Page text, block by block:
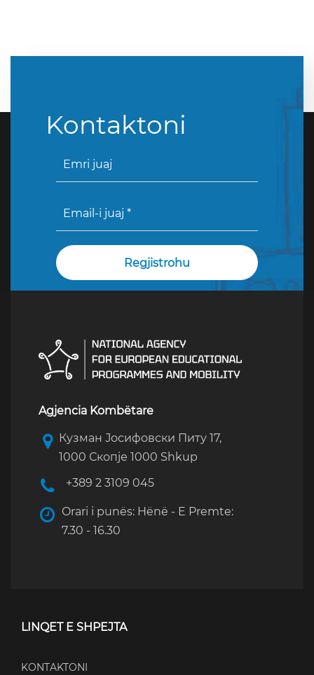
Kontaktoni
Agjencia Kombëtare
Кузман Јосифовски Питу 17,
1000 Скопје 1000 Shkup
+389 2 3109 045
Orari i punës: Hënë - E Premte:
7.30 - 16.30
LINQET E SHPEJTA
KONTAKTONI